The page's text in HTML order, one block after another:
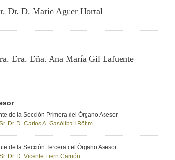
Dr. D. Mario Aguer Hortal
Dra. Dña. Ana María Gil Lafuente
de la Sección Primera del Órgano Asesor
Dr. D. Carles A. Gasòliba I Böhm
de la Sección Tercera del Órgano Asesor
Dr. D. Vicente Liern Carrión